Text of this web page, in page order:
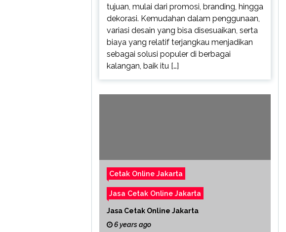
tujuan, mulai dari promosi, branding, hingga
dekorasi. Kemudahan dalam penggunaan,
variasi desain yang bisa disesuaikan, serta
biaya yang relatif terjangkau menjadikan
sebagai solusi populer di berbagai
kalangan, baik itu […]
Cetak Online Jakarta
Jasa Cetak Online Jakarta
Jasa Cetak Online Jakarta
6 years ago